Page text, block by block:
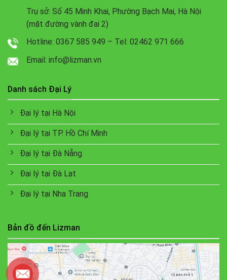
Trụ sở: Số 45 Minh Khai, Phường Bạch Mai, Hà Nội
(mặt đường vành đai 2)
Hotline: 0367 585 949 – Tel: 02462 971 666
Email: info@lizman.vn
Danh sách Đại Lý
Đại lý tại Hà Nội
Đại lý tại TP. Hồ Chí Minh
Đại lý tại Đà Nẵng
Đại lý tại Đà Lạt
Đại lý tại Nha Trang
Bản đồ đến Lizman